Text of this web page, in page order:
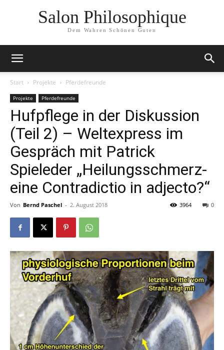
Salon Philosophique
Dem Wahren Schönen Guten
Start Projekte Pferdefreunde
Projekte Pferdefreunde
Hufpflege in der Diskussion
(Teil 2) – Weltexpress im
Gespräch mit Patrick
Spieleder „Heilungsschmerz-
eine Contradictio in adjecto?“
Von Bernd Paschel - 2. August 2018 0
3964